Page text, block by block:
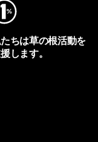
ちは草の根活動を
します。